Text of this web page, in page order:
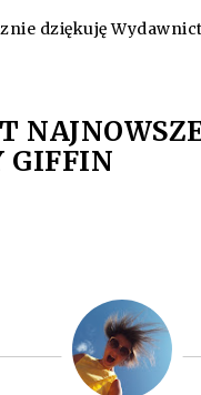
dziękuję
GIFFIN